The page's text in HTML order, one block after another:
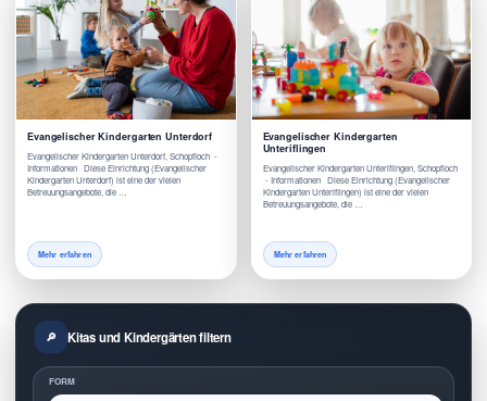
Evangelischer Kindergarten Unterdorf
Evangelischer Kindergarten Unterdorf, Schopfloch -
Informationen Diese Einrichtung (Evangelischer
Kindergarten Unterdorf) ist eine der vielen
Betreuungsangebote, die …
Mehr erfahren
Evangelischer Kindergarten
Unteriflingen
Evangelischer Kindergarten Unteriflingen, Schopfloch
- Informationen Diese Einrichtung (Evangelischer
Kindergarten Unteriflingen) ist eine der vielen
Betreuungsangebote, die …
Mehr erfahren
Kitas und Kindergärten filtern
FORM